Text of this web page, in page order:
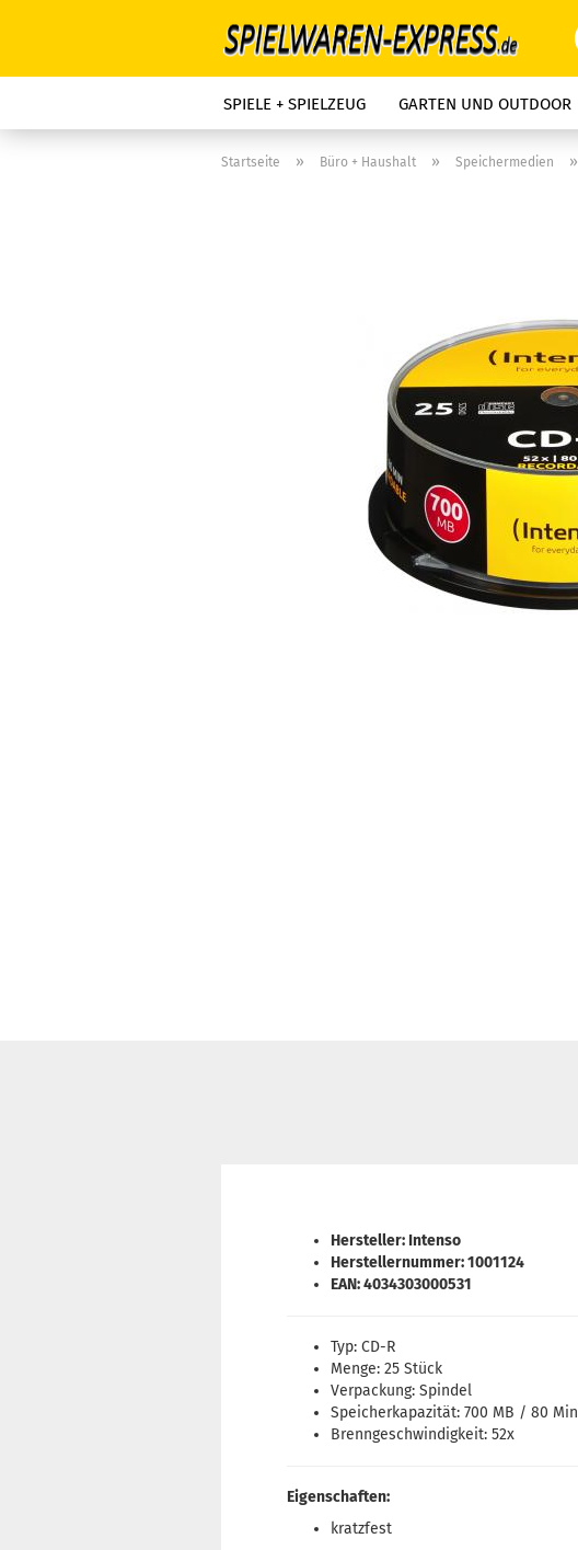
SPIELE + SPIELZEUG GARTEN UND OUTDOOR
Startseite » Büro + Haushalt » Speichermedien »
Hersteller: Intenso
Herstellernummer: 1001124
EAN: 4034303000531
Typ: CD-R
Menge: 25 Stück
Verpackung: Spindel
Speicherkapazität: 700 MB / 80 Min
Brenngeschwindigkeit: 52x
Eigenschaften:
kratzfest